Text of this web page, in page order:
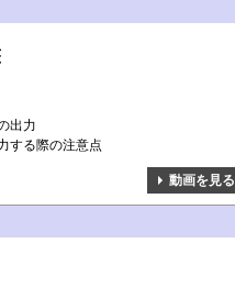
出力
する際の注意点
動画を見る